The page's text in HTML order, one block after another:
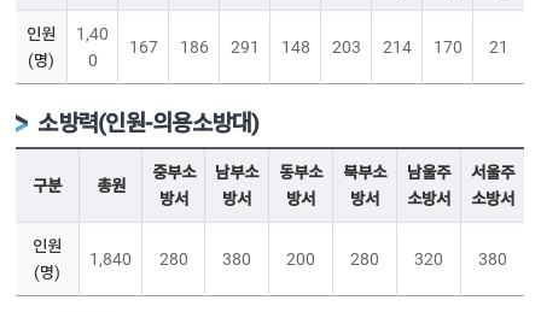
인원
(명)
1,40
0
167 186 291 148 203 214 170 21
소방력(인원-의용소방대)
구분 총원
중부소
방서
남부소
방서
동부소
방서
북부소
방서
남울주
소방서
서울주
소방서
인원
(명)
1,840 280 380 200 280 320 380